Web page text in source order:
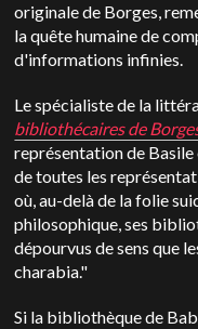
originale de Borges,
la quête humaine de
d'informations infinies.
Le spécialiste de la
bibliothécaires de
représentation de
de toutes les
où, au-delà de la folie
philosophique, ses
dépourvus de sens que
charabia."
Si la bibliothèque de